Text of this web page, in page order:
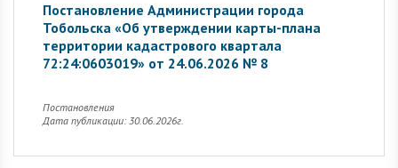
Постановление Администрации города
Тобольска «Об утверждении карты-плана
территории кадастрового квартала
72:24:0603019» от 24.06.2026 № 8
Постановления
Дата публикации: 30.06.2026г.